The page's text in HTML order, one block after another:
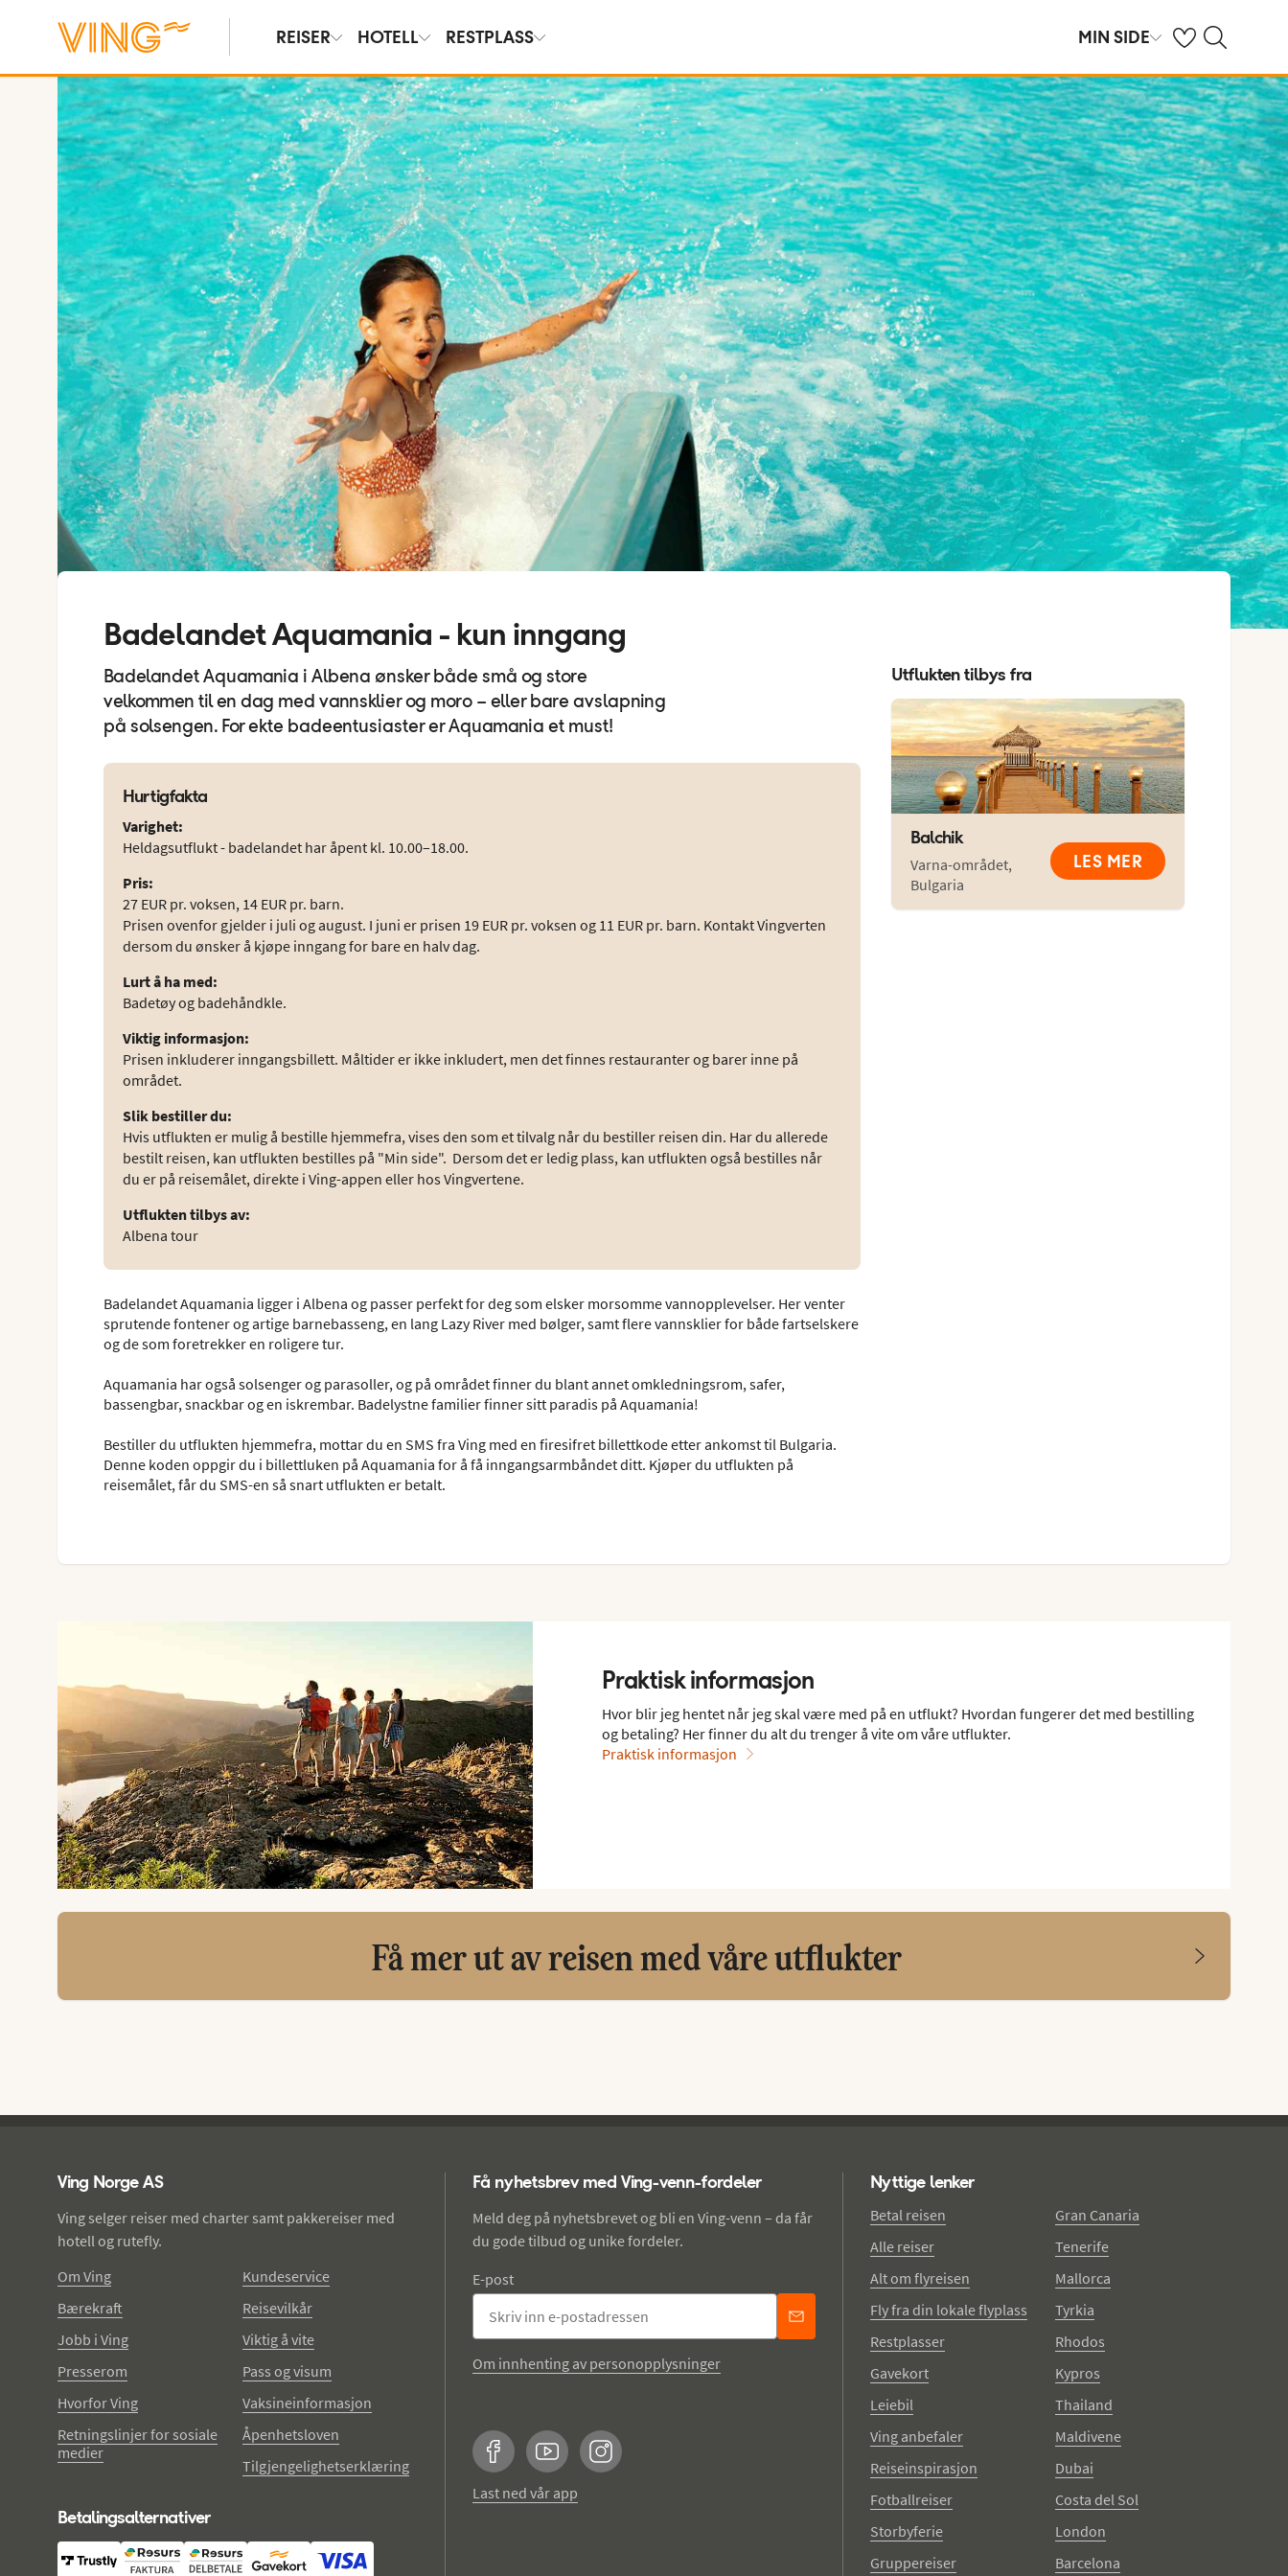
REISER HOTELL RESTPLASS MIN SIDE Se dine sparte
Søk på ving.no
Badelandet Aquamania - kun inngang
Badelandet Aquamania i Albena ønsker både små og store
velkommen til en dag med vannsklier og moro – eller bare avslapning
på solsengen. For ekte badeentusiaster er Aquamania et must!
Hurtigfakta
Varighet:
Heldagsutflukt - badelandet har åpent kl. 10.00–18.00.
Pris:
27 EUR pr. voksen, 14 EUR pr. barn.
Prisen ovenfor gjelder i juli og august. I juni er prisen 19 EUR pr. voksen og 11 EUR pr. barn. Kontakt Vingverten
dersom du ønsker å kjøpe inngang for bare en halv dag.
Lurt å ha med:
Badetøy og badehåndkle.
Viktig informasjon:
Prisen inkluderer inngangsbillett. Måltider er ikke inkludert, men det finnes restauranter og barer inne på
området.
Slik bestiller du:
Hvis utflukten er mulig å bestille hjemmefra, vises den som et tilvalg når du bestiller reisen din. Har du allerede
bestilt reisen, kan utflukten bestilles på "Min side". Dersom det er ledig plass, kan utflukten også bestilles når
du er på reisemålet, direkte i Ving-appen eller hos Vingvertene.
Utflukten tilbys av:
Albena tour
Badelandet Aquamania ligger i Albena og passer perfekt for deg som elsker morsomme vannopplevelser. Her venter
sprutende fontener og artige barnebasseng, en lang Lazy River med bølger, samt flere vannsklier for både fartselskere
og de som foretrekker en roligere tur.
Aquamania har også solsenger og parasoller, og på området finner du blant annet omkledningsrom, safer,
bassengbar, snackbar og en iskrembar. Badelystne familier finner sitt paradis på Aquamania!
Bestiller du utflukten hjemmefra, mottar du en SMS fra Ving med en firesifret billettkode etter ankomst til Bulgaria.
Denne koden oppgir du i billettluken på Aquamania for å få inngangsarmbåndet ditt. Kjøper du utflukten på
reisemålet, får du SMS-en så snart utflukten er betalt.
Utflukten tilbys fra
Balchik
Varna-området,
Bulgaria
LES MER
Praktisk informasjon
Hvor blir jeg hentet når jeg skal være med på en utflukt? Hvordan fungerer det med bestilling
og betaling? Her finner du alt du trenger å vite om våre utflukter.
Praktisk informasjon
Få mer ut av reisen med våre utflukter
Ving Norge AS
Ving selger reiser med charter samt pakkereiser med
hotell og rutefly.
Om Ving
Bærekraft
Jobb i Ving
Presserom
Hvorfor Ving
Retningslinjer for sosiale
medier
Kundeservice
Reisevilkår
Viktig å vite
Pass og visum
Vaksineinformasjon
Åpenhetsloven
Tilgjengelighetserklæring
Betalingsalternativer
Få nyhetsbrev med Ving-venn-fordeler
Meld deg på nyhetsbrevet og bli en Ving-venn – da får
du gode tilbud og unike fordeler.
E-post
Om innhenting av personopplysninger
FacebookYouTubeInstagram
Last ned vår app
Nyttige lenker
Betal reisen
Alle reiser
Alt om flyreisen
Fly fra din lokale flyplass
Restplasser
Gavekort
Leiebil
Ving anbefaler
Reiseinspirasjon
Fotballreiser
Storbyferie
Gruppereiser
Gran Canaria
Tenerife
Mallorca
Tyrkia
Rhodos
Kypros
Thailand
Maldivene
Dubai
Costa del Sol
London
Barcelona